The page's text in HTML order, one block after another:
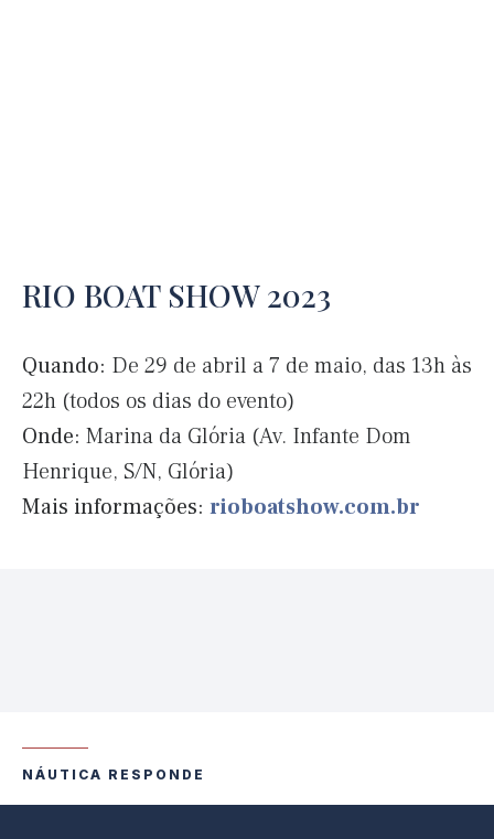
RIO BOAT SHOW 2023
Quando: De 29 de abril a 7 de maio, das 13h às
22h (todos os dias do evento)
Onde: Marina da Glória (Av. Infante Dom
Henrique, S/N, Glória)
Mais informações: rioboatshow.com.br
NÁUTICA RESPONDE